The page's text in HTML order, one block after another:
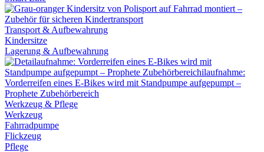
Transport & Aufbewahrung
Kindersitze
Lagerung & Aufbewahrung
Werkzeug & Pflege
Werkzeug
Fahrradpumpe
Flickzeug
Pflege